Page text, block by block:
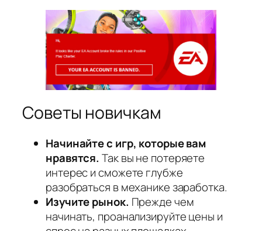
Советы новичкам
Начинайте с игр, которые вам
нравятся. Так вы не потеряете
интерес и сможете глубже
разобраться в механике заработка.
Изучите рынок. Прежде чем
начинать, проанализируйте цены и